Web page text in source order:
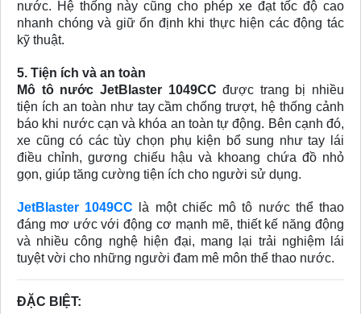
nước. Hệ thống này cũng cho phép xe đạt tốc độ cao
nhanh chóng và giữ ổn định khi thực hiện các động tác
kỹ thuật.
5. Tiện ích và an toàn
Mô tô nước JetBlaster 1049CC được trang bị nhiều
tiện ích an toàn như tay cầm chống trượt, hệ thống cảnh
báo khi nước cạn và khóa an toàn tự động. Bên cạnh đó,
xe cũng có các tùy chọn phụ kiện bổ sung như tay lái
điều chỉnh, gương chiếu hậu và khoang chứa đồ nhỏ
gọn, giúp tăng cường tiện ích cho người sử dụng.
JetBlaster 1049CC là một chiếc mô tô nước thể thao
đáng mơ ước với động cơ mạnh mẽ, thiết kế năng động
và nhiều công nghệ hiện đại, mang lại trải nghiệm lái
tuyệt vời cho những người đam mê môn thể thao nước.
ĐẶC BIỆT: